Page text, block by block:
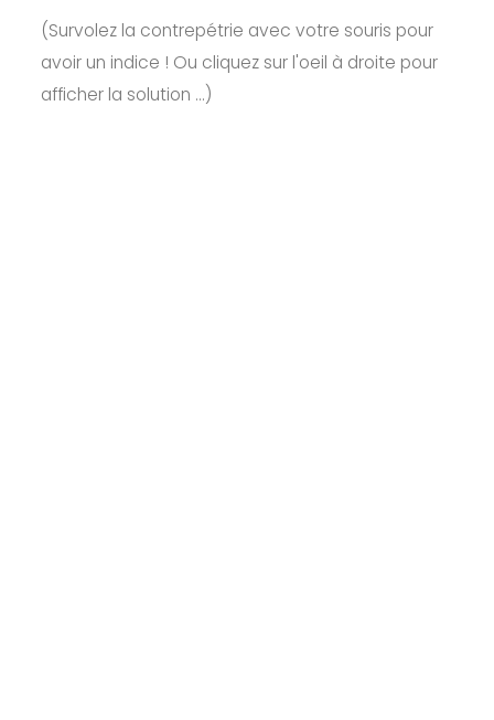
(Survolez la contrepétrie avec votre souris pour
avoir un indice ! Ou cliquez sur l'oeil à droite pour
afficher la solution ...)